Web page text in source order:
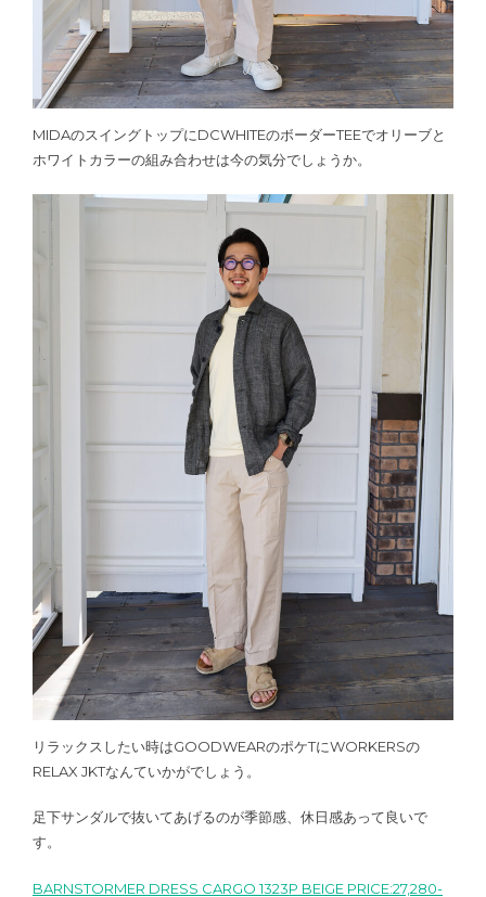
MIDAのスイングトップにDCWHITEのボーダーTEEでオリーブと
ホワイトカラーの組み合わせは今の気分でしょうか。
リラックスしたい時はGOODWEARのポケTにWORKERSの
RELAX JKTなんていかがでしょう。
足下サンダルで抜いてあげるのが季節感、休日感あって良いで
す。
BARNSTORMER DRESS CARGO 1323P BEIGE PRICE:27,280-